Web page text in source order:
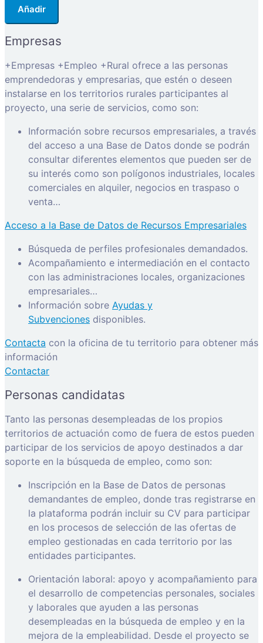
Añadir
Empresas
+Empresas +Empleo +Rural ofrece a las personas
emprendedoras y empresarias, que estén o deseen
instalarse en los territorios rurales participantes al
proyecto, una serie de servicios, como son:
Información sobre recursos empresariales, a través
del acceso a una Base de Datos donde se podrán
consultar diferentes elementos que pueden ser de
su interés como son polígonos industriales, locales
comerciales en alquiler, negocios en traspaso o
venta…
Acceso a la Base de Datos de Recursos Empresariales
Búsqueda de perfiles profesionales demandados.
Acompañamiento e intermediación en el contacto
con las administraciones locales, organizaciones
empresariales…
Información sobre Ayudas y
Subvenciones disponibles.
Contacta con la oficina de tu territorio para obtener más
información
Contactar
Personas candidatas
Tanto las personas desempleadas de los propios
territorios de actuación como de fuera de estos pueden
participar de los servicios de apoyo destinados a dar
soporte en la búsqueda de empleo, como son:
Inscripción en la Base de Datos de personas
demandantes de empleo, donde tras registrarse en
la plataforma podrán incluir su CV para participar
en los procesos de selección de las ofertas de
empleo gestionadas en cada territorio por las
entidades participantes.
Orientación laboral: apoyo y acompañamiento para
el desarrollo de competencias personales, sociales
y laborales que ayuden a las personas
desempleadas en la búsqueda de empleo y en la
mejora de la empleabilidad. Desde el proyecto se